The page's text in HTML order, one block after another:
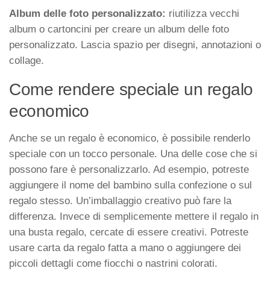
Album delle foto personalizzato: riutilizza vecchi
album o cartoncini per creare un album delle foto
personalizzato. Lascia spazio per disegni, annotazioni o
collage.
Come rendere speciale un regalo
economico
Anche se un regalo è economico, è possibile renderlo
speciale con un tocco personale. Una delle cose che si
possono fare è personalizzarlo. Ad esempio, potreste
aggiungere il nome del bambino sulla confezione o sul
regalo stesso. Un’imballaggio creativo può fare la
differenza. Invece di semplicemente mettere il regalo in
una busta regalo, cercate di essere creativi. Potreste
usare carta da regalo fatta a mano o aggiungere dei
piccoli dettagli come fiocchi o nastrini colorati.